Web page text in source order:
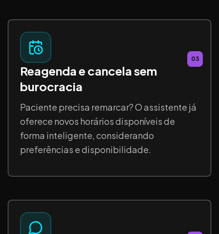
03
Reagenda e cancela sem
burocracia
Paciente precisa remarcar? O assistente já
oferece novos horários disponíveis de
forma inteligente, considerando
preferências e disponibilidade.